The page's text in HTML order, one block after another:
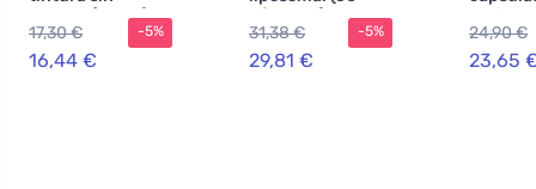
alcohol (50 ml) -
sistema linfático
y vascular
17,30 €
16,44 €
-5%
cápsulas) - con
selenio y zinc
31,38 €
29,81 €
-5%
el
24,90 €
23,65